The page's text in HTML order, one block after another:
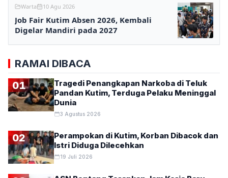
Warta 10 Agu 2026
Job Fair Kutim Absen 2026, Kembali
Digelar Mandiri pada 2027
RAMAI DIBACA
01
Tragedi Penangkapan Narkoba di Teluk
Pandan Kutim, Terduga Pelaku Meninggal
Dunia
3 Agustus 2026
02
Perampokan di Kutim, Korban Dibacok dan
Istri Diduga Dilecehkan
19 Juli 2026